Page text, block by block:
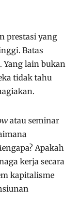
prestasi yang
Batas
Yang lain bukan
tidak tahu
atau seminar
Apakah
kerja secara
kapitalisme